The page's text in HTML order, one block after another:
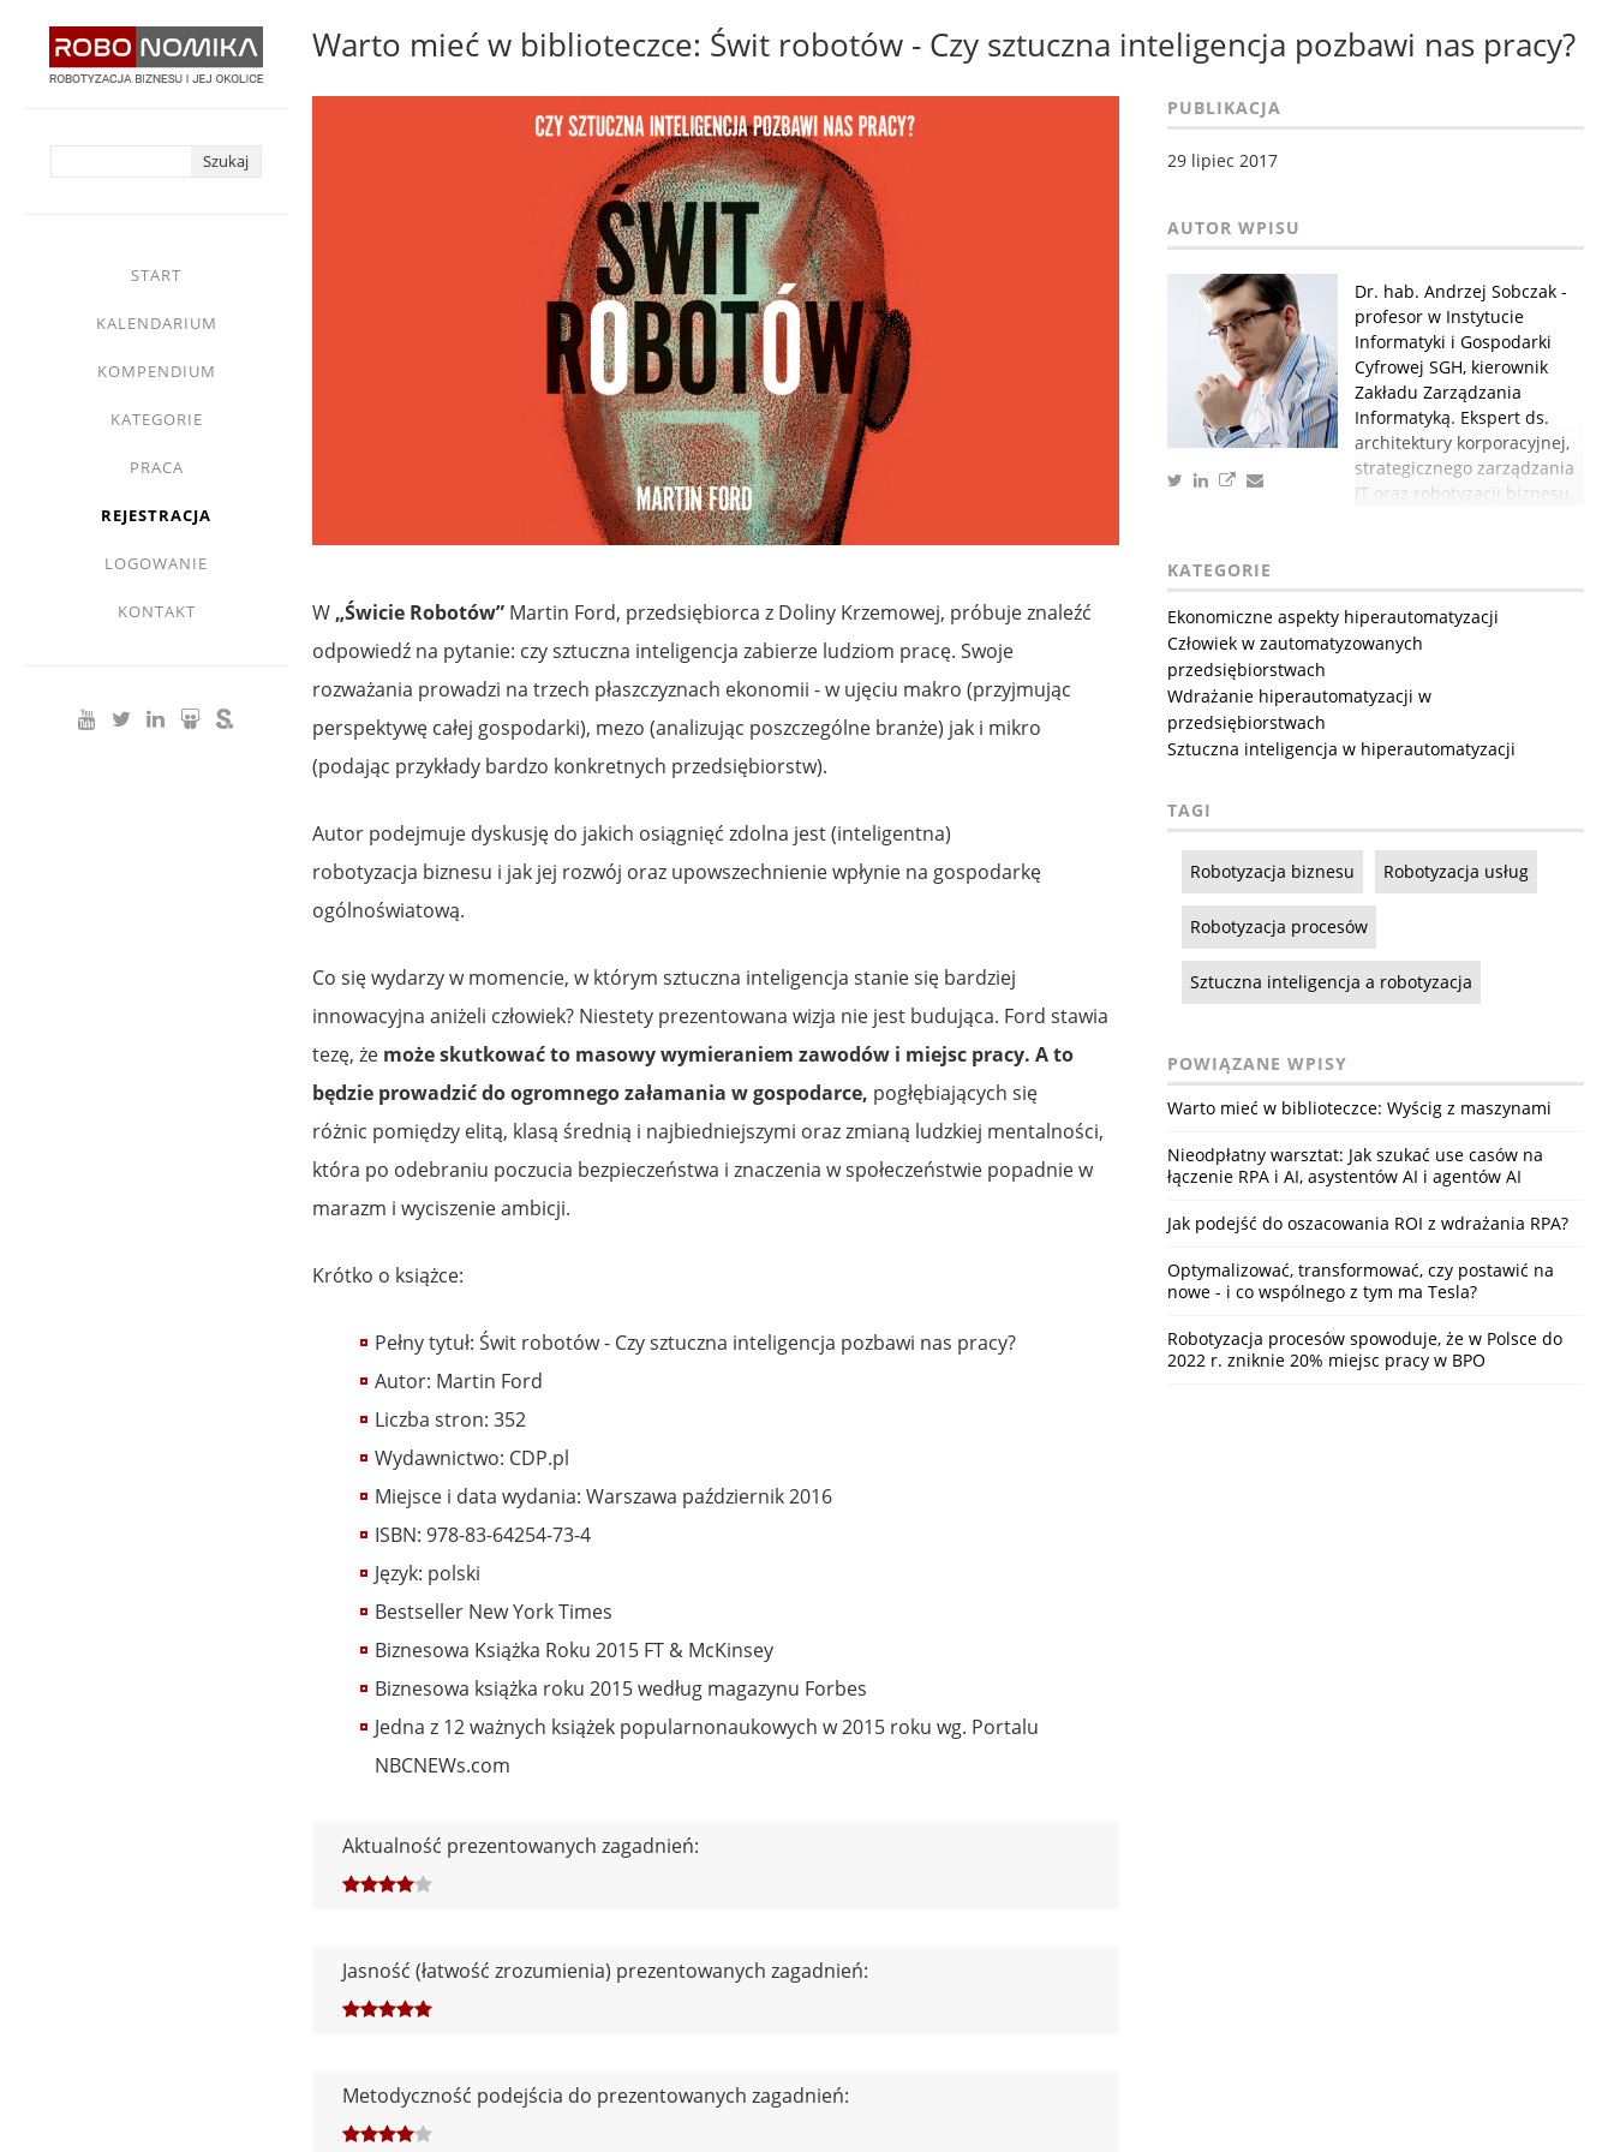
START
KALENDARIUM
KOMPENDIUM
KATEGORIE
PRACA
REJESTRACJA
LOGOWANIE
KONTAKT
Warto mieć w biblioteczce: Świt robotów - Czy sztuczna inteligencja pozbawi nas pracy?
W „Świcie Robotów” Martin Ford, przedsiębiorca z Doliny Krzemowej, próbuje znaleźć
odpowiedź na pytanie: czy sztuczna inteligencja zabierze ludziom pracę. Swoje
rozważania prowadzi na trzech płaszczyznach ekonomii - w ujęciu makro (przyjmując
perspektywę całej gospodarki), mezo (analizując poszczególne branże) jak i mikro
(podając przykłady bardzo konkretnych przedsiębiorstw).
Autor podejmuje dyskusję do jakich osiągnięć zdolna jest (inteligentna)
robotyzacja biznesu i jak jej rozwój oraz upowszechnienie wpłynie na gospodarkę
ogólnoświatową.
Co się wydarzy w momencie, w którym sztuczna inteligencja stanie się bardziej
innowacyjna aniżeli człowiek? Niestety prezentowana wizja nie jest budująca. Ford stawia
tezę, że może skutkować to masowy wymieraniem zawodów i miejsc pracy. A to
będzie prowadzić do ogromnego załamania w gospodarce, pogłębiających się
różnic pomiędzy elitą, klasą średnią i najbiedniejszymi oraz zmianą ludzkiej mentalności,
która po odebraniu poczucia bezpieczeństwa i znaczenia w społeczeństwie popadnie w
marazm i wyciszenie ambicji.
Krótko o książce:
Pełny tytuł: Świt robotów - Czy sztuczna inteligencja pozbawi nas pracy?
Autor: Martin Ford
Liczba stron: 352
Wydawnictwo: CDP.pl
Miejsce i data wydania: Warszawa październik 2016
ISBN: 978-83-64254-73-4
Język: polski
Bestseller New York Times
Biznesowa Książka Roku 2015 FT & McKinsey
Biznesowa książka roku 2015 według magazynu Forbes
Jedna z 12 ważnych książek popularnonaukowych w 2015 roku wg. Portalu
NBCNEWs.com
Aktualność prezentowanych zagadnień:
Jasność (łatwość zrozumienia) prezentowanych zagadnień:
Metodyczność podejścia do prezentowanych zagadnień:
PUBLIKACJA
29 lipiec 2017
Dr. hab. Andrzej Sobczak -
profesor w Instytucie
Informatyki i Gospodarki
Cyfrowej SGH, kierownik
Zakładu Zarządzania
Informatyką. Ekspert ds.
architektury korporacyjnej,
strategicznego zarządzania
IT oraz robotyzacji biznesu.
KATEGORIE
Ekonomiczne aspekty hiperautomatyzacji
Człowiek w zautomatyzowanych
przedsiębiorstwach
Wdrażanie hiperautomatyzacji w
przedsiębiorstwach
Sztuczna inteligencja w hiperautomatyzacji
TAGI
Robotyzacja biznesu Robotyzacja usług
Robotyzacja procesów
Sztuczna inteligencja a robotyzacja
POWIĄZANE WPISY
Warto mieć w biblioteczce: Wyścig z maszynami
Nieodpłatny warsztat: Jak szukać use casów na
łączenie RPA i AI, asystentów AI i agentów AI
Jak podejść do oszacowania ROI z wdrażania RPA?
Optymalizować, transformować, czy postawić na
nowe - i co wspólnego z tym ma Tesla?
Robotyzacja procesów spowoduje, że w Polsce do
2022 r. zniknie 20% miejsc pracy w BPO